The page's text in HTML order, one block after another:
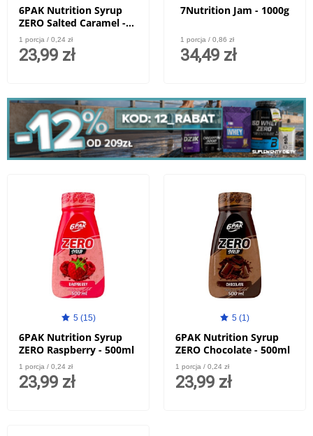
6PAK Nutrition Syrup
ZERO Salted Caramel -
500ml
1 porcja / 0,24 zł
23,99 zł
7Nutrition Jam - 1000g
1 porcja / 0,86 zł
34,49 zł
5 (15)
6PAK Nutrition Syrup
ZERO Raspberry - 500ml
1 porcja / 0,24 zł
23,99 zł
5 (1)
6PAK Nutrition Syrup
ZERO Chocolate - 500ml
1 porcja / 0,24 zł
23,99 zł